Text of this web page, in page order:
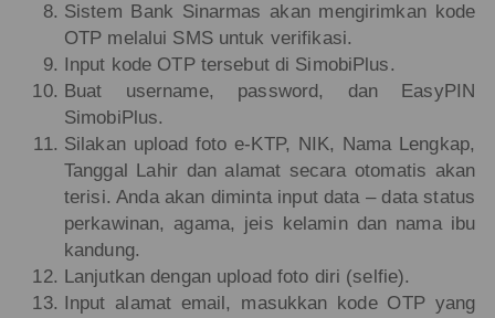
Sistem Bank Sinarmas akan mengirimkan kode
OTP melalui SMS untuk verifikasi.
Input kode OTP tersebut di SimobiPlus.
Buat username, password, dan EasyPIN
SimobiPlus.
Silakan upload foto e-KTP, NIK, Nama Lengkap,
Tanggal Lahir dan alamat secara otomatis akan
terisi. Anda akan diminta input data – data status
perkawinan, agama, jeis kelamin dan nama ibu
kandung.
Lanjutkan dengan upload foto diri (selfie).
Input alamat email, masukkan kode OTP yang